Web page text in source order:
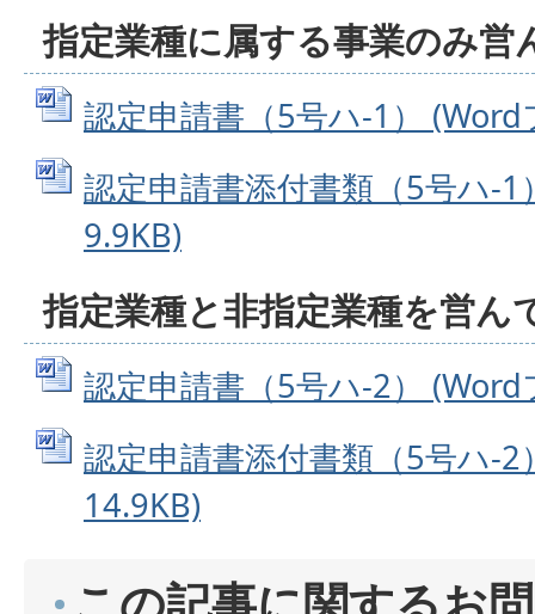
指定業種に属する事業のみ営
認定申請書（5号ハ-1）
認定申請書添付書類（5号ハ-
9.9KB)
指定業種と非指定業種を営ん
認定申請書（5号ハ-2）
認定申請書添付書類（5号ハ-
14.9KB)